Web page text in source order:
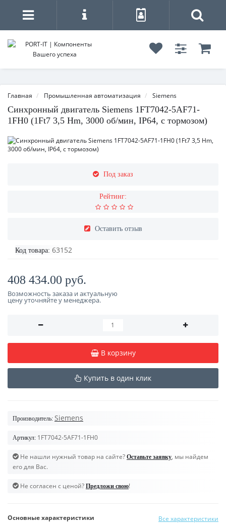
Главная Промышленная автоматизация Siemens
Синхронный двигатель Siemens 1FT7042-5AF71-
1FH0 (1Ft7 3,5 Hm, 3000 об/мин, IP64, с тормозом)
Под заказ
Рейтинг:
Оставить отзыв
Код товара: 63152
408 434.00 руб.
Возможность заказа и актуальную
цену уточняйте у менеджера.
В корзину
Купить в один клик
Производитель: Siemens
Артикул: 1FT7042-5AF71-1FH0
Не нашли нужный товар на сайте? Оставьте заявку, мы найдем
его для Вас.
Не согласен с ценой? Предложи свою!
Основные характеристики Все характеристики